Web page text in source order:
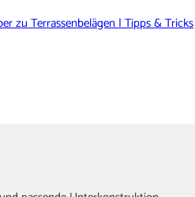
zu Terrassenbelägen | Tipps & Tricks